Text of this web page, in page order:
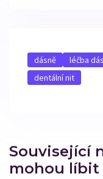
dásně léčba
dentální nit
Související
mohou líbit